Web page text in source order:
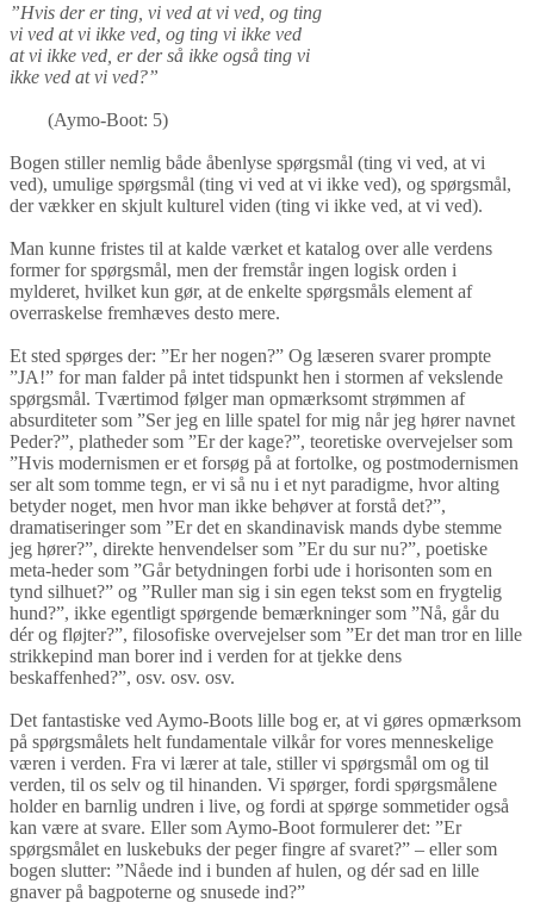
”Hvis der er ting, vi ved at vi ved, og ting
vi ved at vi ikke ved, og ting vi ikke ved
at vi ikke ved, er der så ikke også ting vi
ikke ved at vi ved?”
(Aymo-Boot: 5)
Bogen stiller nemlig både åbenlyse spørgsmål (ting vi ved, at vi
ved), umulige spørgsmål (ting vi ved at vi ikke ved), og spørgsmål,
der vækker en skjult kulturel viden (ting vi ikke ved, at vi ved).
Man kunne fristes til at kalde værket et katalog over alle verdens
former for spørgsmål, men der fremstår ingen logisk orden i
mylderet, hvilket kun gør, at de enkelte spørgsmåls element af
overraskelse fremhæves desto mere.
Et sted spørges der: ”Er her nogen?” Og læseren svarer prompte
”JA!” for man falder på intet tidspunkt hen i stormen af vekslende
spørgsmål. Tværtimod følger man opmærksomt strømmen af
absurditeter som ”Ser jeg en lille spatel for mig når jeg hører navnet
Peder?”, platheder som ”Er der kage?”, teoretiske overvejelser som
”Hvis modernismen er et forsøg på at fortolke, og postmodernismen
ser alt som tomme tegn, er vi så nu i et nyt paradigme, hvor alting
betyder noget, men hvor man ikke behøver at forstå det?”,
dramatiseringer som ”Er det en skandinavisk mands dybe stemme
jeg hører?”, direkte henvendelser som ”Er du sur nu?”, poetiske
meta-heder som ”Går betydningen forbi ude i horisonten som en
tynd silhuet?” og ”Ruller man sig i sin egen tekst som en frygtelig
hund?”, ikke egentligt spørgende bemærkninger som ”Nå, går du
dér og fløjter?”, filosofiske overvejelser som ”Er det man tror en lille
strikkepind man borer ind i verden for at tjekke dens
beskaffenhed?”, osv. osv. osv.
Det fantastiske ved Aymo-Boots lille bog er, at vi gøres opmærksom
på spørgsmålets helt fundamentale vilkår for vores menneskelige
væren i verden. Fra vi lærer at tale, stiller vi spørgsmål om og til
verden, til os selv og til hinanden. Vi spørger, fordi spørgsmålene
holder en barnlig undren i live, og fordi at spørge sommetider også
kan være at svare. Eller som Aymo-Boot formulerer det: ”Er
spørgsmålet en luskebuks der peger fingre af svaret?” – eller som
bogen slutter: ”Nåede ind i bunden af hulen, og dér sad en lille
gnaver på bagpoterne og snusede ind?”